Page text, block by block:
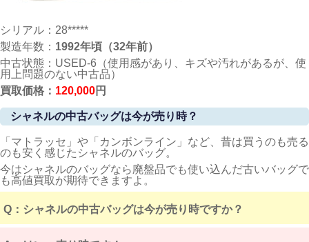
シリアル：28*****
製造年数： 1992年頃（32年前）
中古状態：USED-6（使用感があり、キズや汚れがあるが、使
用上問題のない中古品）
買取価格： 120,000円
シャネルの中古バッグは今が売り時？
「マトラッセ」や「カンボンライン」など、昔は買うのも売る
のも安く感じたシャネルのバッグ。
今はシャネルのバッグなら廃盤品でも使い込んだ古いバッグで
も高値買取が期待できますよ。
Q：シャネルの中古バッグは今が売り時ですか？